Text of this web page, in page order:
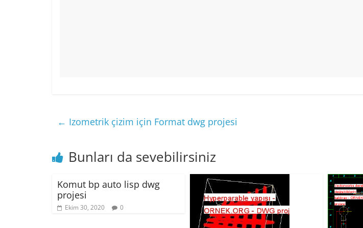
← Izometrik çizim için Format dwg projesi
Bunları da sevebilirsiniz
Komut bp auto lisp dwg
projesi
Ekim 30, 2020 0